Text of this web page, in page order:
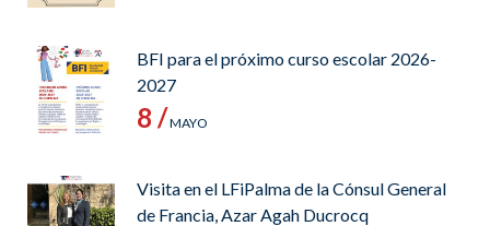
BFI para el próximo curso escolar 2026-
2027
8 /MAYO
Visita en el LFiPalma de la Cónsul General
de Francia, Azar Agah Ducrocq